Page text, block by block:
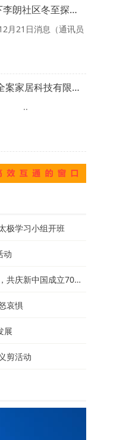
“针”心“针”意，暖冬行动 ——下李朗社区冬至探访活动
21日消息（通讯员
【空间设计】深圳市智享生活全案家居科技有限公司
】 ..
极学习小组开班
动
苔花如米，自有芳华。迎中秋，共庆新中国成立70周年
哀惧
展
剪活动